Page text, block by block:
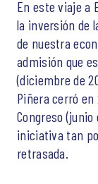
En este viaje a
la inversión de
de nuestra
admisión que
(diciembre de
Piñera cerró en
Congreso
iniciativa tan
retrasada.